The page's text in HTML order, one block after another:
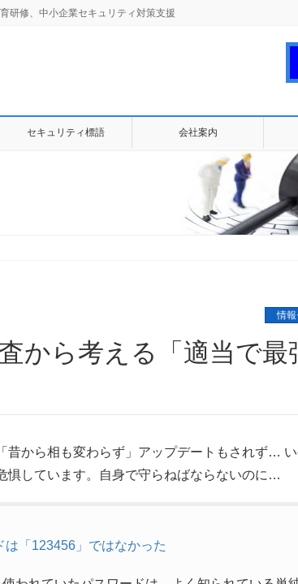
研修、中小企業セキュリティ対策支援
セキュリティ標語 会社案内
情
から考える「適当で最
昔から相も変わらず」アップデートもされず…
惧しています。自身で守らねばならないのに…
「123456」ではなかった